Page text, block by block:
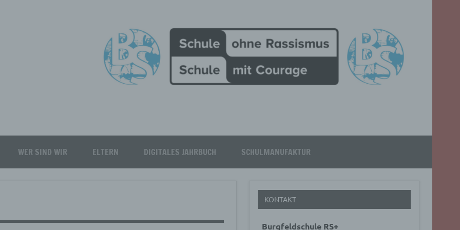
Burgfeld Realschule plus
WER SIND WIR ELTERN DIGITALES JAHRBUCH SCHULMANUFAKTUR
KONTAKT
Burgfeldschule RS+